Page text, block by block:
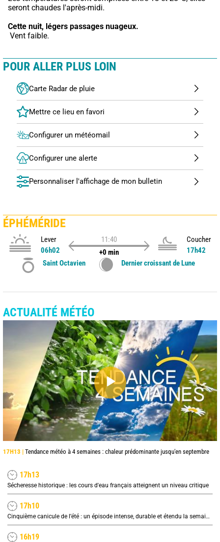
seront chaudes l'après-midi.
Cette nuit, légers passages nuageux.
Vent faible.
POUR ALLER PLUS LOIN
Carte Radar de pluie
Configurer un météomail
Configurer une alerte
Personnaliser l'affichage de mon bulletin
ÉPHÉMÉRIDE
Lever
06h02
11:40
+0 min
Coucher
17h42
Saint Octavien
Dernier croissant de Lune
ACTUALITÉ MÉTÉO
17H13 | Tendance météo à 4 semaines : chaleur prédominante jusqu'en septembre
17h13
Sécheresse historique : les cours d'eau français atteignent un niveau critique
17h10
Cinquième canicule de l’été : un épisode intense, durable et étendu la semaine prochaine
16h19